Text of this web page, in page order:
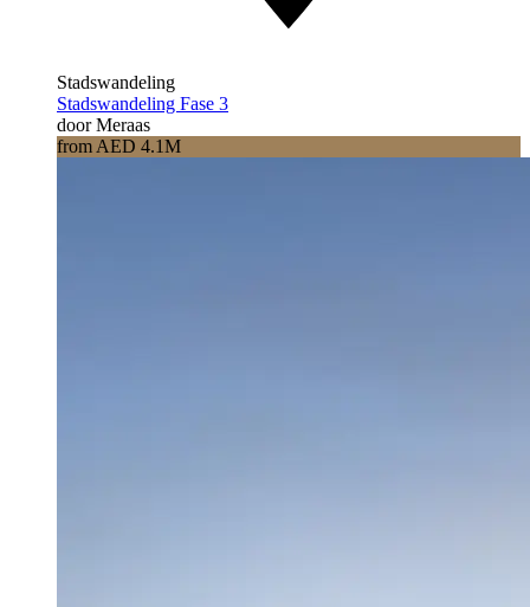
Stadswandeling
Stadswandeling Fase 3
door Meraas
from AED 4.1M